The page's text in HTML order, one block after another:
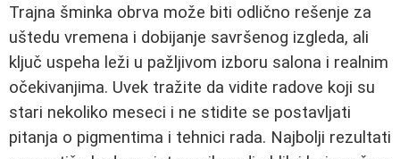
Trajna šminka obrva može biti odlično rešenje za
uštedu vremena i dobijanje savršenog izgleda, ali
ključ uspeha leži u pažljivom izboru salona i realnim
očekivanjima. Uvek tražite da vidite radove koji su
stari nekoliko meseci i ne stidite se postavljati
pitanja o pigmentima i tehnici rada. Najbolji rezultati